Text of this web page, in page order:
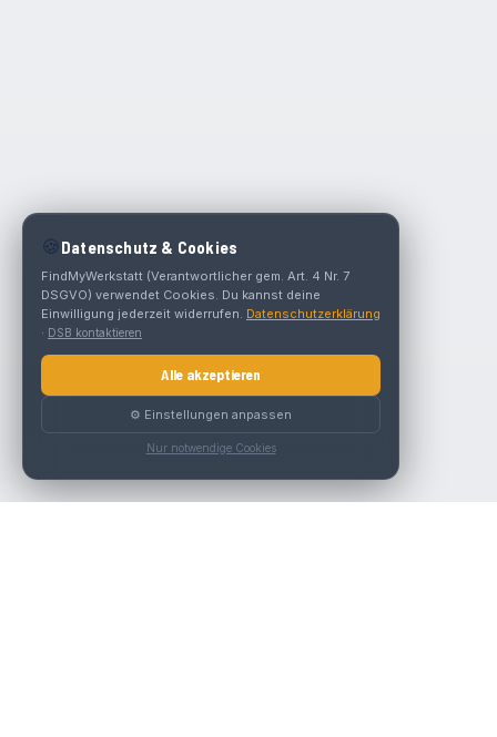
🍪 Datenschutz & Cookies
FindMyWerkstatt (Verantwortlicher gem. Art. 4 Nr. 7
DSGVO) verwendet Cookies. Du kannst deine
Einwilligung jederzeit widerrufen. Datenschutzerklärung
· DSB kontaktieren
Alle akzeptieren
⚙️ Einstellungen anpassen
Nur notwendige Cookies